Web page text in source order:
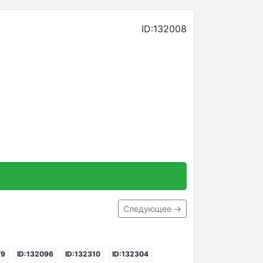
ID:132008
Следующее →
ID:132096 ID:132310 ID:132304